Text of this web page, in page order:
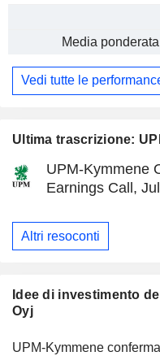
Ultima trascrizione:
UPM-Kymmene
Earnings Call,
Altri resoconti
Idee di investimento
Oyj
UPM-Kymmene
Media
Vedi tutte le